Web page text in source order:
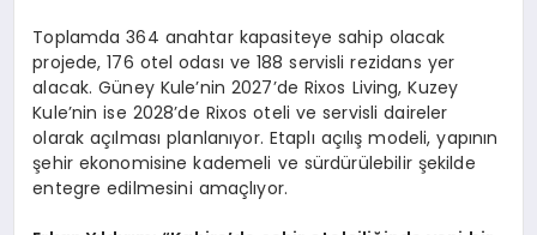
Toplamda 364 anahtar kapasiteye sahip olacak
projede, 176 otel odası ve 188 servisli rezidans yer
alacak. Güney Kule’nin 2027’de Rixos Living, Kuzey
Kule’nin ise 2028’de Rixos oteli ve servisli daireler
olarak açılması planlanıyor. Etaplı açılış modeli, yapının
şehir ekonomisine kademeli ve sürdürülebilir şekilde
entegre edilmesini amaçlıyor.